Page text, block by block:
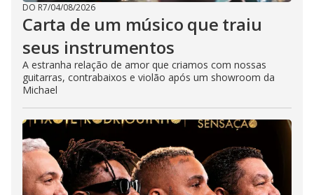
DO R7/04/08/2026
Carta de um músico que traiu
seus instrumentos
A estranha relação de amor que criamos com nossas
guitarras, contrabaixos e violão após um showroom da
Michael